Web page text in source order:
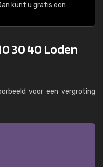
kunt u gratis een
30 40 Loden
voor een vergroting